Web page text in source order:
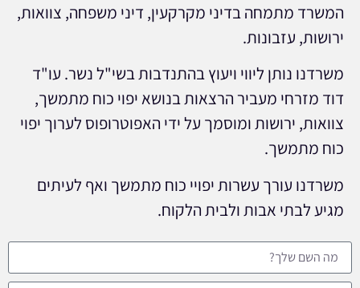
המשרד מתמחה בדיני מקרקעין, דיני משפחה, צוואות,
ירושות, עזבונות.
משרדנו נותן ליווי ויעוץ בהתנדבות בשי"ל נשר. עו"ד
דוד מזרחי מעביר הרצאות בנושא יפוי כוח מתמשך,
צוואות, ירושות ומוסמך על ידי האפוטרופוס לערוך יפוי
כוח מתמשך.
משרדנו עורך עשרות יפויי כוח מתמשך ואף לעיתים
מגיע לבתי אבות ולבית הלקוח.